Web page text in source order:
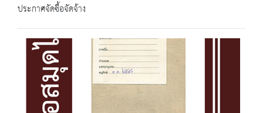
ประกาศจัดซื้อจัดจ้าง